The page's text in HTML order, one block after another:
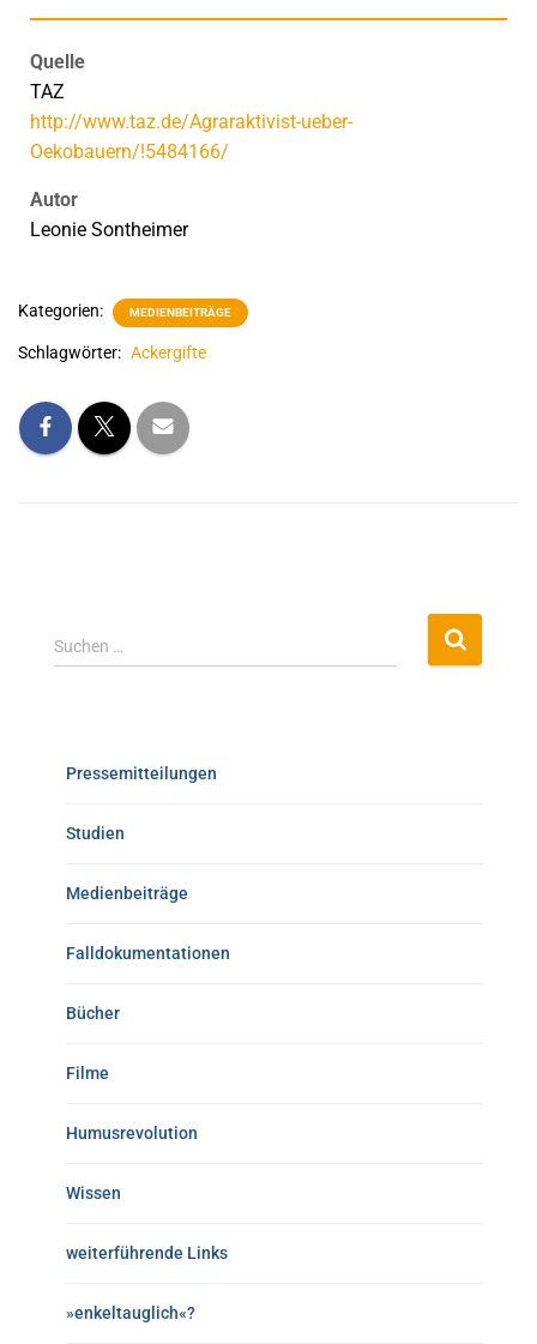
Quelle
TAZ
http://www.taz.de/Agraraktivist-ueber-
Oekobauern/!5484166/
Autor
Leonie Sontheimer
Kategorien: MEDIENBEITRÄGE
Schlagwörter: Ackergifte
Suchen …
Pressemitteilungen
Studien
Medienbeiträge
Falldokumentationen
Bücher
Filme
Humusrevolution
Wissen
weiterführende Links
»enkeltauglich«?